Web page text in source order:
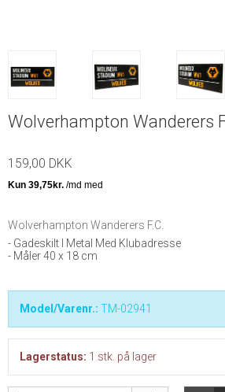
Wolverhampton Wanderers
159,00 DKK
Wolverhampton Wanderers F.C.
- Gadeskilt I Metal Med Klubadresse
- Måler 40 x 18 cm
Model/Varenr.: TM-02941
Lagerstatus: 1 stk. på lager